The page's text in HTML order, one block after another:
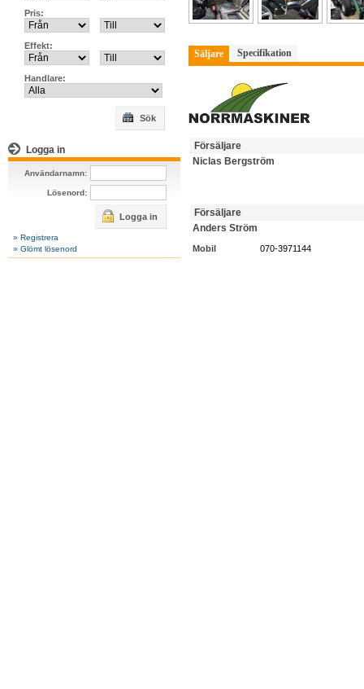
Pris:
Effekt:
Handlare:
Sök
Logga in
Användarnamn:
Lösenord:
Logga in
» Registrera
» Glömt lösenord
Säljare Specifikation
Försäljare
Niclas Bergström
Försäljare
Anders Ström
Mobil 070-3971144